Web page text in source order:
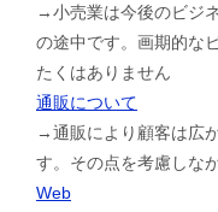
→小売業は今後のビジ
の途中です。画期的な
たくはありません
通販について
→通販により顧客は広
す。その点を考慮しな
Web